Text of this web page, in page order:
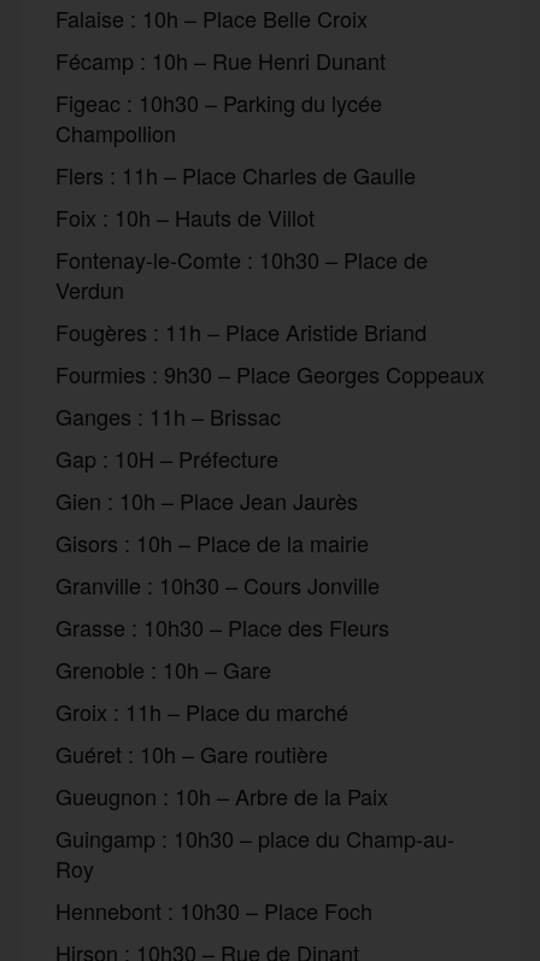
Falaise : 10h – Place Belle Croix
Fécamp : 10h – Rue Henri Dunant
Figeac : 10h30 – Parking du lycée
Champollion
Flers : 11h – Place Charles de Gaulle
Foix : 10h – Hauts de Villot
Fontenay-le-Comte : 10h30 – Place de
Verdun
Fougères : 11h – Place Aristide Briand
Fourmies : 9h30 – Place Georges Coppeaux
Ganges : 11h – Brissac
Gap : 10H – Préfecture
Gien : 10h – Place Jean Jaurès
Gisors : 10h – Place de la mairie
Granville : 10h30 – Cours Jonville
Grasse : 10h30 – Place des Fleurs
Grenoble : 10h – Gare
Groix : 11h – Place du marché
Guéret : 10h – Gare routière
Gueugnon : 10h – Arbre de la Paix
Guingamp : 10h30 – place du Champ-au-
Roy
Hennebont : 10h30 – Place Foch
Hirson : 10h30 – Rue de Dinant